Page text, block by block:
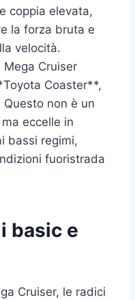
coppia elevata,
la forza bruta e
velocità.
Cruiser
Coaster**,
non è un
eccelle in
bassi regimi,
fuoristrada
basic e
Cruiser, le radici